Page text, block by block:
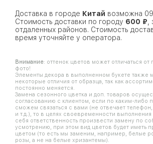
Доставка в городе Китай возможна
Стоимость доставки по городу 600 ₽
отдаленных районов. Стоимость
время уточняйте у оператора.
Внимание: оттенок цветов может отличаться от
фото!
Элементы декора в выполненном букете также
некоторые отличия от образца, так как
постоянно меняется.
Замена сезонного цветка и доп. товаров
согласованию с клиентом, если по каким-либо
сможем связаться с вами (не отвечает телефон,
и т.д.), то в целях своевременности
себя ответственность произвести замену по
усмотрению, при этом вид цветов будет иметь
цветом (то есть мы заменим, например, белые
розы, а не на белые хризантемы).